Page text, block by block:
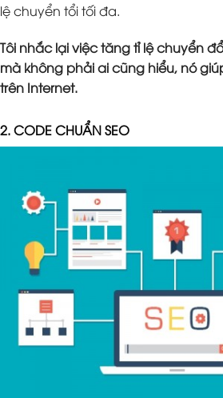
lệ chuyển tổi tối đa.
Tôi nhắc lại việc tăng tỉ lệ chuyển
mà không phải ai cũng hiểu, nó
trên Internet.
2. CODE CHUẨN SEO